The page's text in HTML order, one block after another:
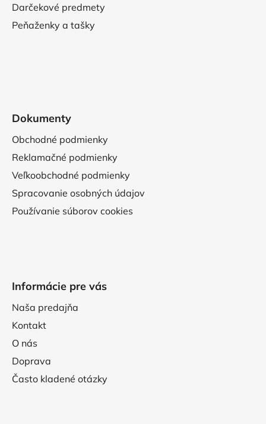
Darčekové predmety
Peňaženky a tašky
Dokumenty
Obchodné podmienky
Reklamačné podmienky
Veľkoobchodné podmienky
Spracovanie osobných údajov
Používanie súborov cookies
Informácie pre vás
Naša predajňa
Kontakt
O nás
Doprava
Často kladené otázky